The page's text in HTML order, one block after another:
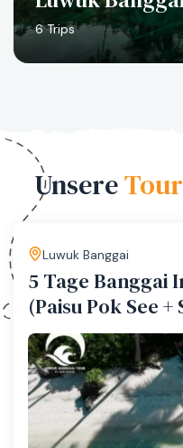
6 Trips
Unsere
Luwuk Banggai
5 Tage Banggai
(Paisu Pok See